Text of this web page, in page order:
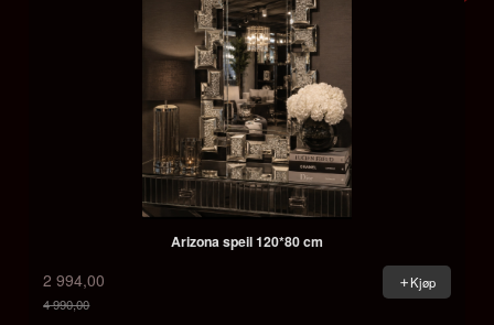
Arizona speil 120*80 cm
2 994,00
4 990,00
Kjøp